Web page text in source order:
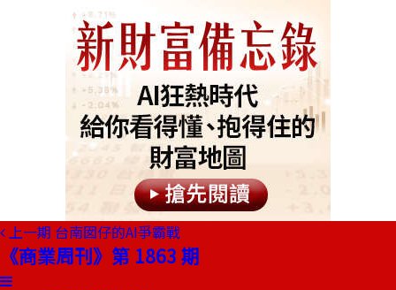
上一期 台南囡仔的AI爭霸戰
《商業周刊》第 1863 期